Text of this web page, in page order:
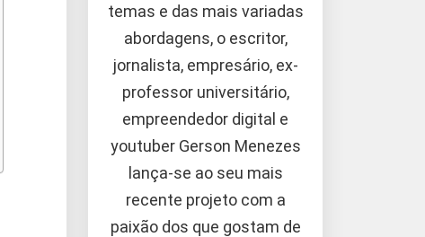
temas e das mais variadas
abordagens, o escritor,
jornalista, empresário, ex-
professor universitário,
empreendedor digital e
youtuber Gerson Menezes
lança-se ao seu mais
recente projeto com a
paixão dos que gostam de